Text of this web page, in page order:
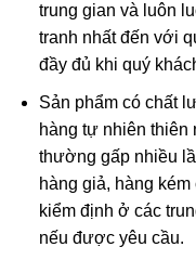
Quan Thế Âm Bồ Tát
người có thần lực
Âm Bồ Tát luôn đi
sinh thoát khỏi khổ nạn
Trong phong thủy,
Âm Ngọc Jade có
Hình tượng Quan
điểm lành, lòng từ
trung gian và luôn
tranh nhất đến với
đầy đủ khi quý
Sản phẩm có chất
hàng tự nhiên thiên
thường gấp nhiều
hàng giả, hàng
kiểm định ở các
nếu được yêu cầu.